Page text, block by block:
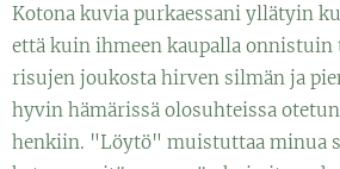
Kotona kuvia purkaessani yllätyin
että kuin ihmeen kaupalla onnistuin
risujen joukosta hirven silmän ja
hyvin hämärissä olosuhteissa
henkiin. "Löytö" muistuttaa minua